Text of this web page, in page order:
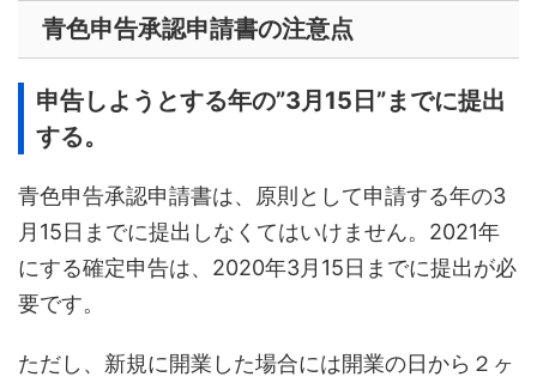
青色申告承認申請書の注意点
申告しようとする年の”3月15日”までに提出
する。
青色申告承認申請書は、原則として申請する年の3
月15日までに提出しなくてはいけません。2021年
にする確定申告は、2020年3月15日までに提出が必
要です。
ただし、新規に開業した場合には開業の日から２ヶ